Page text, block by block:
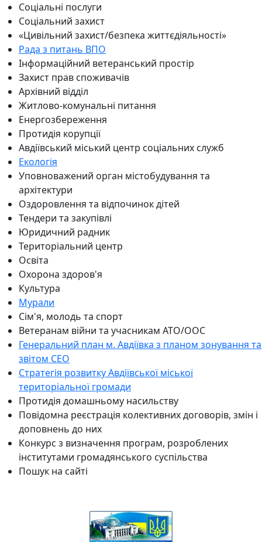
Соціальні послуги
Соціальний захист
«Цивільний захист/безпека життєдіяльності»
Рада з питань ВПО
Інформаційний ветеранський простір
Захист прав споживачів
Архівний відділ
Житлово-комунальні питання
Енергозбереження
Протидія корупції
Авдіївський міський центр соціальних служб
Екологія
Уповноважений орган містобудування та
архітектури
Оздоровлення та відпочинок дітей
Тендери та закупівлі
Юридичний радник
Територіальний центр
Освіта
Охорона здоров'я
Культура
Мурали
Сім'я, молодь та спорт
Ветеранам війни та учасникам АТО/ООС
Генеральний план м. Авдіївка з планом зонування та
звітом СЕО
Стратегія розвитку Авдіївської міської
територіальної громади
Протидія домашньому насильству
Повідомна реєстрація колективних договорів, змін і
доповнень до них
Конкурс з визначення програм, розроблених
інститутами громадянського суспільства
Пошук на сайті